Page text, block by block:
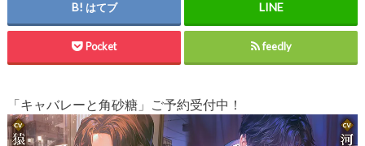
はてブ
Pocket feedly
「キャバレーと角砂糖」ご予約受付中！